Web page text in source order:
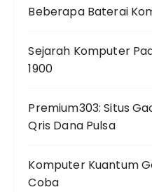
Beberapa Baterai
Sejarah Komputer
1900
Premium303: Situs
Qris Dana Pulsa
Komputer Kuantum
Coba